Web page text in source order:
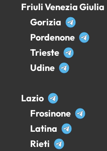
Friuli Venezia Giulia
Gorizia
Pordenone
Trieste
Udine
Lazio
Frosinone
Latina
Rieti